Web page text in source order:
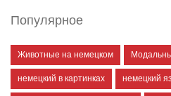
Популярное
Животные на немецком
немецкий в картинках немецкий